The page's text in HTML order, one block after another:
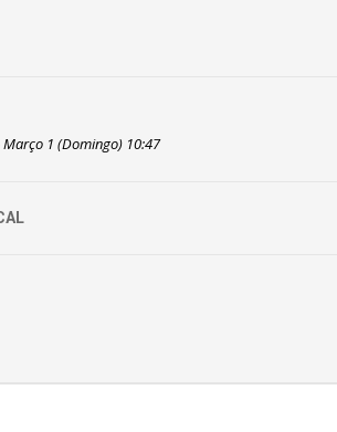
1 (Domingo) 10:47